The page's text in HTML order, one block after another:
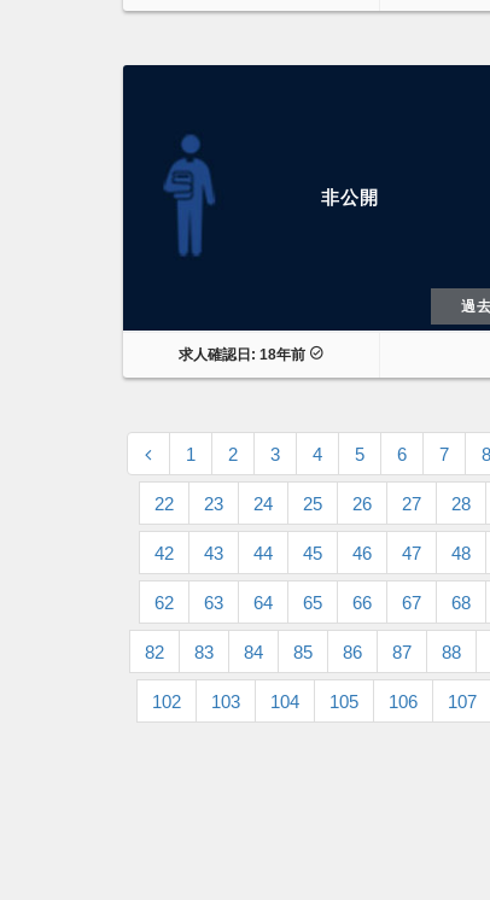
非公開
過
求人確認日: 18年前
1 2 3 4 5 6 7 8
22 23 24 25 26 27 28
42 43 44 45 46 47 48
62 63 64 65 66 67 68
82 83 84 85 86 87 88
102 103 104 105 106 107